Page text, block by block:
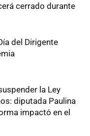
cerrado durante
del Dirigente
la Ley
diputada Paulina
impactó en el